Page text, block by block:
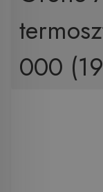
000